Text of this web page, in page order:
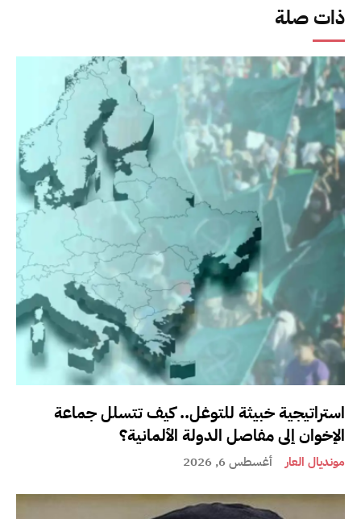
ذات صلة
استراتيجية خبيثة للتوغل.. كيف تتسلل جماعة
الإخوان إلى مفاصل الدولة الألمانية؟
مونديال العار أغسطس 6, 2026